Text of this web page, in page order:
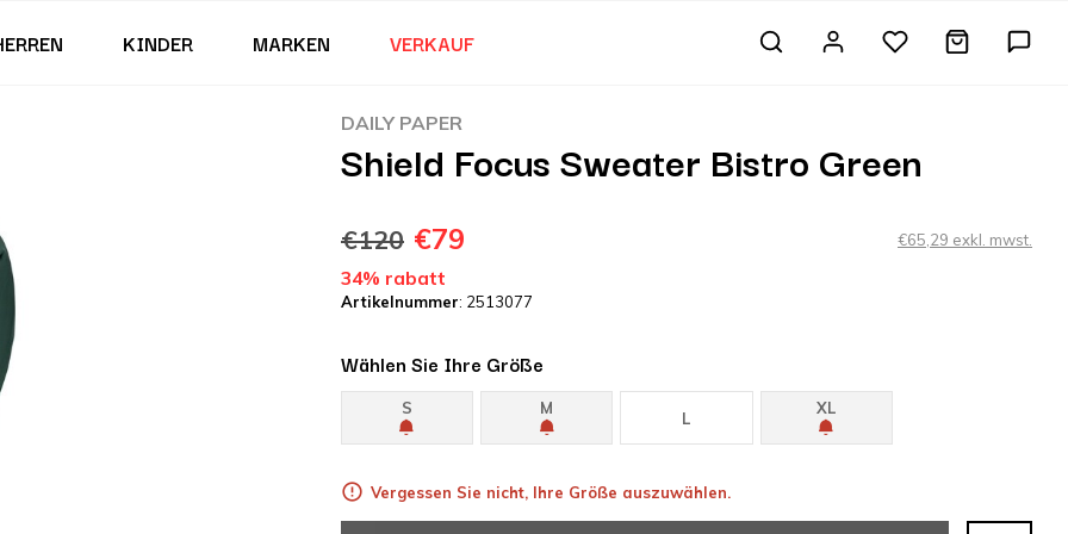
KINDER MARKEN VERKAUF
DAILY PAPER
Shield Focus Sweater Bistro Green
€120 €79 €65,29 exkl. mwst.
34% rabatt
Artikelnummer: 2513077
Wählen Sie Ihre Größe
S M
L
XL
Vergessen Sie nicht, Ihre Größe auszuwählen.